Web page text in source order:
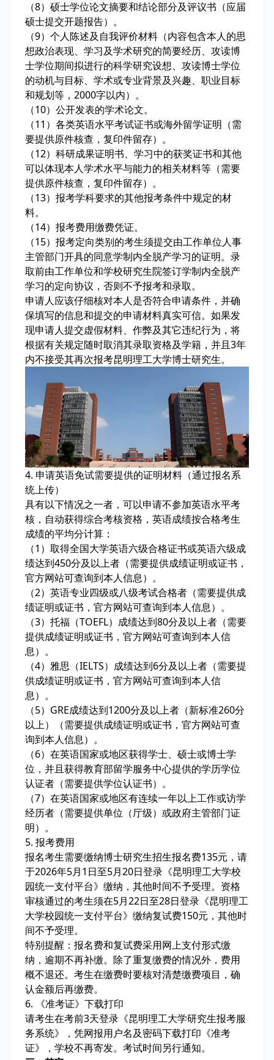
（8）硕士学位论文摘要和结论部分及评议书（应届
硕士提交开题报告）。
（9）个人陈述及自我评价材料（内容包含本人的思
想政治表现、学习及学术研究的简要经历、攻读博
士学位期间拟进行的科学研究设想、攻读博士学位
的动机与目标、学术或专业背景及兴趣、职业目标
和规划等，2000字以内）。
（10）公开发表的学术论文。
（11）各类英语水平考试证书或海外留学证明（需
要提供原件核查，复印件留存）。
（12）科研成果证明书、学习中的获奖证书和其他
可以体现本人学术水平与能力的相关材料等（需要
提供原件核查，复印件留存）。
（13）报考学科要求的其他报考条件中规定的材
料。
（14）报考费用缴费凭证。
（15）报考定向类别的考生须提交由工作单位人事
主管部门开具的同意学制内全脱产学习的证明。录
取前由工作单位和学校研究生院签订学制内全脱产
学习的定向协议，否则不予报考和录取。
申请人应该仔细核对本人是否符合申请条件，并确
保填写的信息和提交的申请材料真实可信。如果发
现申请人提交虚假材料、作弊及其它违纪行为，将
根据有关规定随时取消其录取资格及学籍，并且3年
内不接受其再次报考昆明理工大学博士研究生。
4. 申请英语免试需要提供的证明材料（通过报名系
统上传）
具有以下情况之一者，可以申请不参加英语水平考
核，自动获得综合考核资格，英语成绩按合格考生
成绩的平均分计算：
（1）取得全国大学英语六级合格证书或英语六级成
绩达到450分及以上者（需要提供成绩证明或证书，
官方网站可查询到本人信息）。
（2）英语专业四级或八级考试合格者（需要提供成
绩证明或证书，官方网站可查询到本人信息）。
（3）托福（TOEFL）成绩达到80分及以上者（需要
提供成绩证明或证书，官方网站可查询到本人信
息）。
（4）雅思（IELTS）成绩达到6分及以上者（需要提
供成绩证明或证书，官方网站可查询到本人信
息）。
（5）GRE成绩达到1200分及以上者（新标准260分
以上）（需要提供成绩证明或证书，官方网站可查
询到本人信息）。
（6）在英语国家或地区获得学士、硕士或博士学
位，并且获得教育部留学服务中心提供的学历学位
认证者（需要提供学位认证书）。
（7）在英语国家或地区有连续一年以上工作或访学
经历者（需要提供单位（厅级）或政府主管部门证
明）。
5. 报考费用
报名考生需要缴纳博士研究生招生报名费135元，请
于2026年5月1日至5月20日登录《昆明理工大学校
园统一支付平台》缴纳，其他时间不予受理。资格
审核通过的考生须在5月22日至28日登录《昆明理工
大学校园统一支付平台》缴纳复试费150元，其他时
间不予受理。
特别提醒：报名费和复试费采用网上支付形式缴
纳，逾期不再补缴。除了重复缴费的情况外，费用
概不退还。考生在缴费时要核对清楚缴费项目，确
认金额后再缴费。
6. 《准考证》下载打印
请考生在考前3天登录《昆明理工大学研究生报考服
务系统》，凭网报用户名及密码下载打印《准考
证》，学校不再寄发。考试时间另行通知。